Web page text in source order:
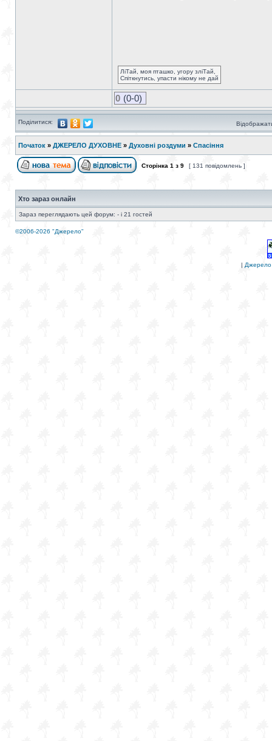
ЛіТай, моя пташко, угору зліТай,
Спіткнутись, упасти нікому не дай
0 (0-0)
Поділитися:
Початок » ДЖЕРЕЛО ДУХОВНЕ » Духовні роздуми » Спасіння
Сторінка 1 з 9 [ 131 повідомлень ]
Хто зараз онлайн
Зараз переглядають цей форум: - і 21 гостей
©2006-2026 "Джерело"
| Джерело